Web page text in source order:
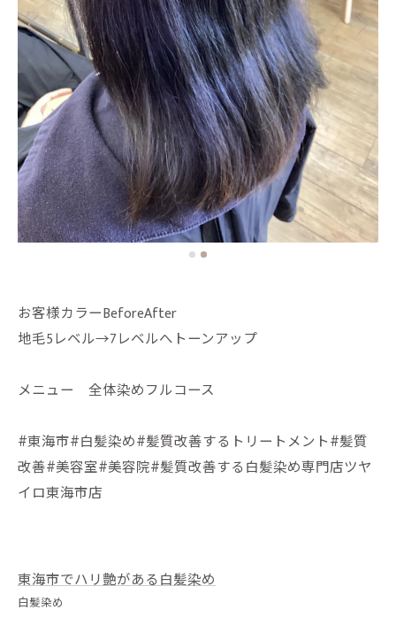
お客様カラーBeforeAfter
地毛5レベル→7レベルへトーンアップ
メニュー 全体染めフルコース
#東海市#白髪染め#髪質改善するトリートメント#髪質
改善#美容室#美容院#髪質改善する白髪染め専門店ツヤ
イロ東海市店
東海市でハリ艶がある白髪染め
白髪染め